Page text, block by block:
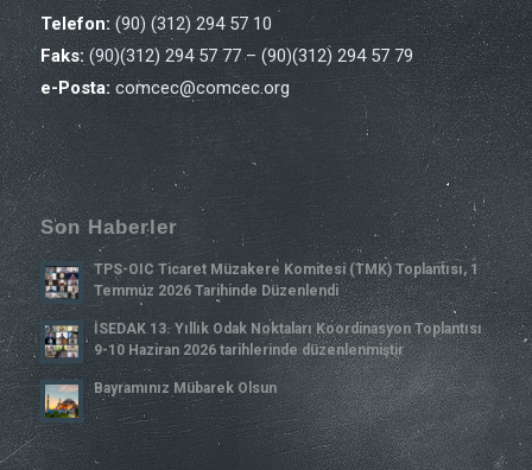
Telefon:(90) (312) 294 57 10
Faks:(90)(312) 294 57 77 – (90)(312) 294 57 79
e-Posta:comcec@comcec.org
Son Haberler
TPS-OIC Ticaret Müzakere Komitesi (TMK) Toplantısı, 1
Temmuz 2026 Tarihinde Düzenlendi
İSEDAK 13. Yıllık Odak Noktaları Koordinasyon Toplantısı
9-10 Haziran 2026 tarihlerinde düzenlenmiştir
Bayramınız Mübarek Olsun